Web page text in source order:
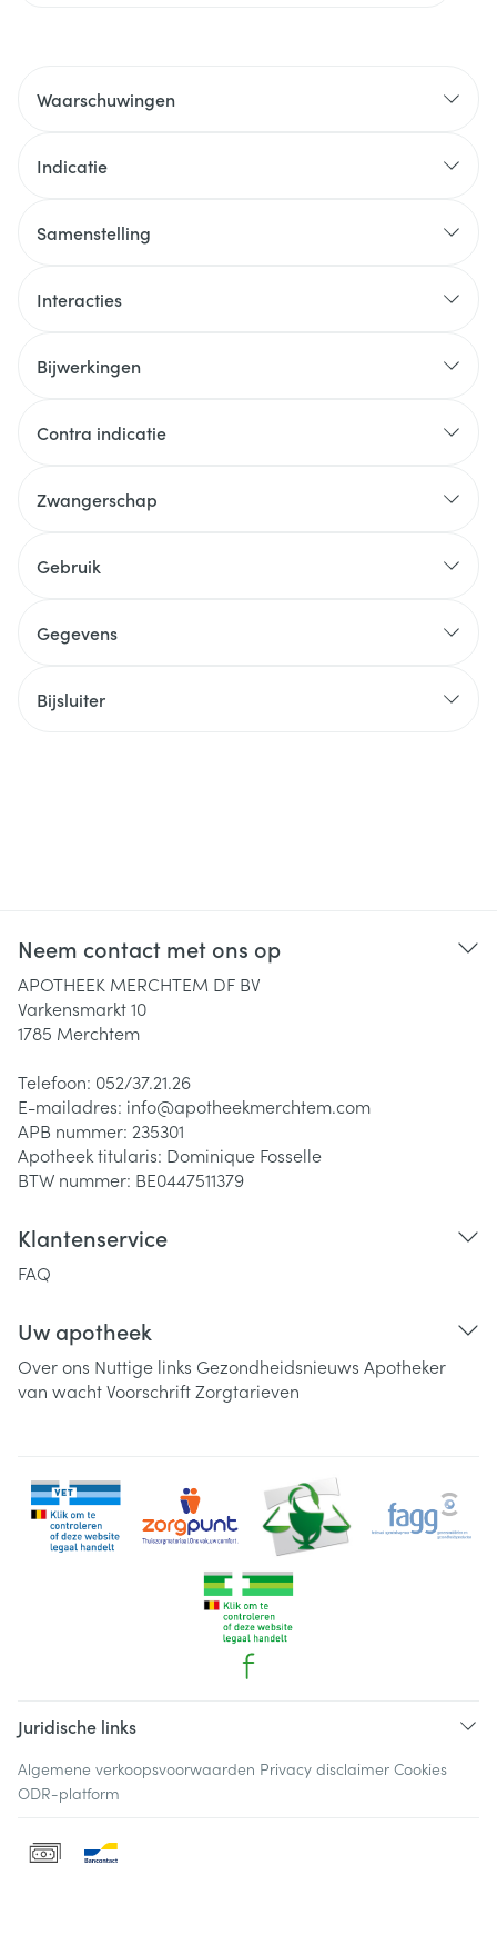
Waarschuwingen
Indicatie
Samenstelling
Interacties
Bijwerkingen
Contra indicatie
Zwangerschap
Gebruik
Gegevens
Bijsluiter
Neem contact met ons op
APOTHEEK MERCHTEM DF BV
Varkensmarkt 10
1785 Merchtem
Telefoon: 052/37.21.26
E-mailadres: info@apotheekmerchtem.com
APB nummer: 235301
Apotheek titularis: Dominique Fosselle
BTW nummer: BE0447511379
Klantenservice
FAQ
Uw apotheek
Over ons Nuttige links Gezondheidsnieuws Apotheker
van wachtVoorschriftZorgtarieven
Juridische links
Algemene verkoopsvoorwaarden Privacy disclaimer Cookies
ODR-platform